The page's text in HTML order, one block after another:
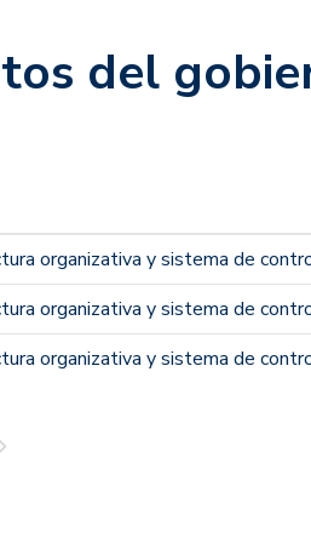
del
organizativa y sistema de
organizativa y sistema de
organizativa y sistema de